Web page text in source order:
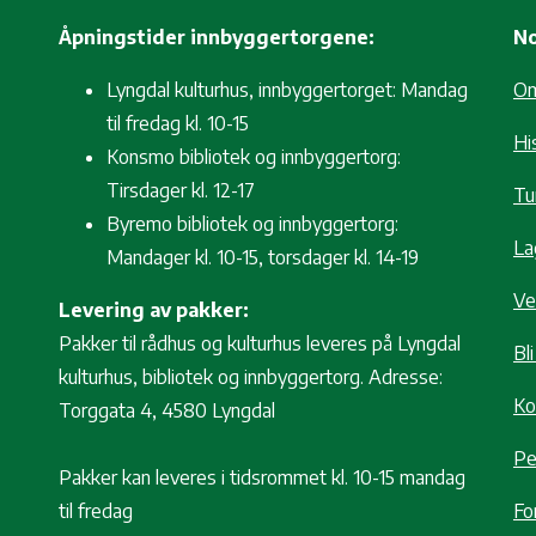
Åpningstider innbyggertorgene:
Lyngdal kulturhus, innbyggertorget: Mandag
til fredag kl. 10-15
Konsmo bibliotek og innbyggertorg:
Tirsdager kl. 12-17
Byremo bibliotek og innbyggertorg:
Mandager kl. 10-15, torsdager kl. 14-19
Levering av pakker:
Pakker til rådhus og kulturhus leveres på Lyngdal
kulturhus, bibliotek og innbyggertorg. Adresse:
Torggata 4, 4580 Lyngdal
Pakker kan leveres i tidsrommet kl. 10-15 mandag
til fredag